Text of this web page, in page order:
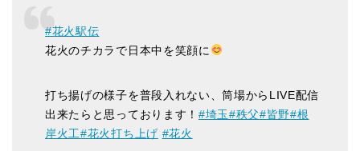
#花火駅伝
花火のチカラで日本中を笑顔に
打ち揚げの様子を普段入れない、筒場からLIVE配信
出来たらと思っております！ #埼玉 #秩父#皆野#根
岸火工#花火打ち上げ #花火